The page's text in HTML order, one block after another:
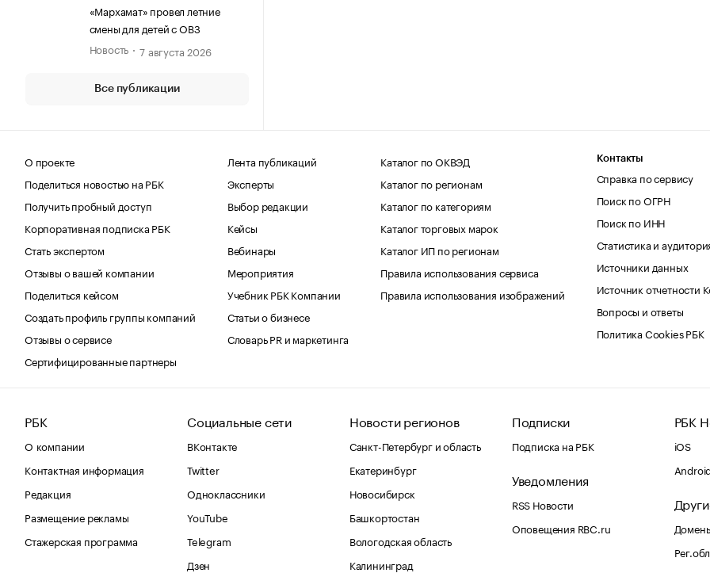
«Мархамат» провел летние
смены для детей с ОВЗ
Новость
7 августа 2026
Все публикации
О проекте
Поделиться новостью на РБК
Получить пробный доступ
Корпоративная подписка РБК
Стать экспертом
Отзывы о вашей компании
Поделиться кейсом
Создать профиль группы компаний
Отзывы о сервисе
Сертифицированные партнеры
Лента публикаций
Эксперты
Выбор редакции
Кейсы
Вебинары
Мероприятия
Учебник РБК Компании
Статьи о бизнесе
Словарь PR и маркетинга
Каталог по ОКВЭД
Каталог по регионам
Каталог по категориям
Каталог торговых марок
Каталог ИП по регионам
Правила использования сервиса
Правила использования изображений
Контакты
Справка по сервису
Поиск по ОГРН
Поиск по ИНН
Статистика и
Источники данных
Источник отчетности
Вопросы и ответы
Политика Cookies РБК
РБК
О компании
Контактная информация
Редакция
Размещение рекламы
Стажерская программа
Социальные сети
ВКонтакте
Twitter
Одноклассники
YouTube
Telegram
Дзен
Новости регионов
Санкт-Петербург и область
Екатеринбург
Новосибирск
Башкортостан
Вологодская область
Калининград
Подписки
Подписка на РБК
Уведомления
RSS Новости
Оповещения RBC.ru
РБК
iOS